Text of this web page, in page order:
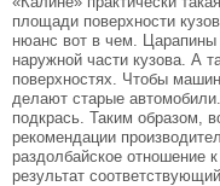
площади поверхности
нюанс вот в чем. Царапины
наружной части кузова. А
поверхностях. Чтобы
делают старые
подкрась. Таким образом,
рекомендации
раздолбайское отношение
результат соответствующий.